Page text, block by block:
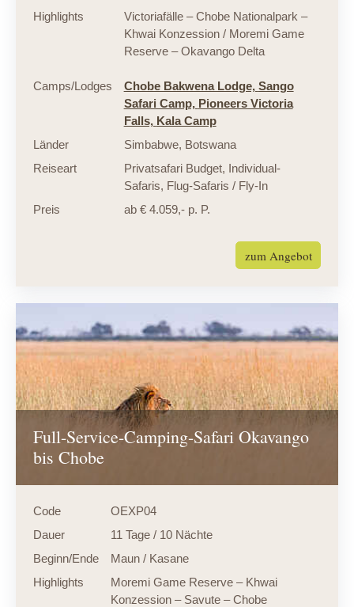
Highlights
Victoriafälle – Chobe Nationalpark –
Khwai Konzession / Moremi Game
Reserve – Okavango Delta
Camps/Lodges Chobe Bakwena Lodge, Sango
Safari Camp, Pioneers Victoria
Falls, Kala Camp
Länder
Simbabwe, Botswana
Reiseart
Privatsafari Budget, Individual-
Safaris, Flug-Safaris / Fly-In
Preis
ab € 4.059,- p. P.
zum Angebot
Full-Service-Camping-Safari Okavango
bis Chobe
Code
OEXP04
Dauer
11 Tage / 10 Nächte
Beginn/Ende
Maun / Kasane
Highlights
Moremi Game Reserve – Khwai
Konzession – Savute – Chobe